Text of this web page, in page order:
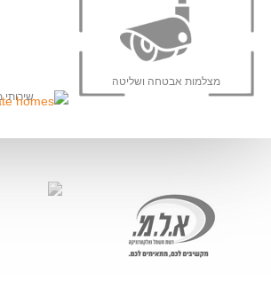
מצלמות אבטחה ושליטה
שירותי